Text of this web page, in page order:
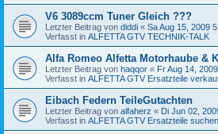
V6 3089ccm Tuner Gleich ???
Letzter Beitrag von diddi « Sa Aug 15, 2009
Verfasst in ALFETTA GTV TECHNIK-TALK
Alfa Romeo Alfetta Motorhaube &
Letzter Beitrag von haqqor « Fr Aug 14,
Verfasst in ALFETTA GTV Ersatzteile
Eibach Federn TeileGutachten
Letzter Beitrag von alfaherz « Di Jun 02,
Verfasst in ALFETTA GTV Ersatzteile suchen